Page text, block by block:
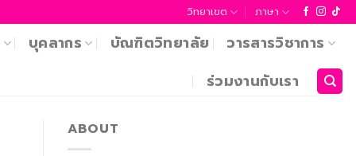
วิทยาเขต ภาษา
บุคลากร บัณฑิตวิทยาลัย
วารสารวิชาการ
ร่วมงานกับเรา
ABOUT